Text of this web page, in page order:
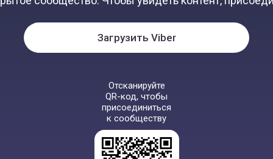
Загрузить Viber
Отсканируйте
QR-код, чтобы
присоединиться
к сообществу